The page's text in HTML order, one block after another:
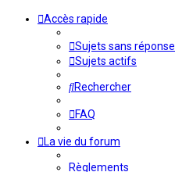
Accès rapide
Sujets sans réponse
Sujets actifs
Rechercher
FAQ
La vie du forum
Règlements